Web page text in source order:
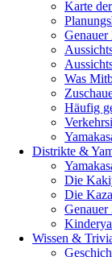
Karte
Genauer
Was
Häufig
Distrikte &
Die
Die
Genauer
Wissen &